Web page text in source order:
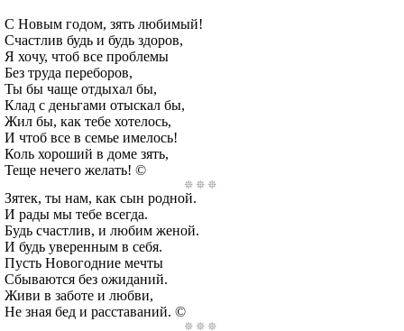
С Новым годом, зять любимый!
Счастлив будь и будь здоров,
Я хочу, чтоб все проблемы
Без труда переборов,
Ты бы чаще отдыхал бы,
Клад с деньгами отыскал бы,
Жил бы, как тебе хотелось,
И чтоб все в семье имелось!
Коль хороший в доме зять,
Теще нечего желать! ©
Зятек, ты нам, как сын родной.
И рады мы тебе всегда.
Будь счастлив, и любим женой.
И будь уверенным в себя.
Пусть Новогодние мечты
Сбываются без ожиданий.
Живи в заботе и любви,
Не зная бед и расставаний. ©